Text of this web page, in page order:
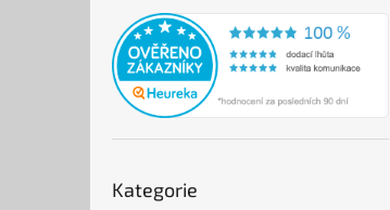
kategorie
Kategorie